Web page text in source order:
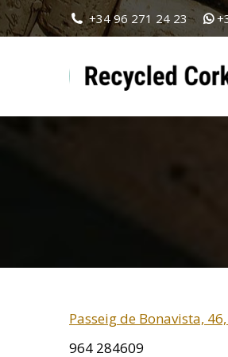
+34 96 271 24 23
Passeig de Bonavista,
964 284609